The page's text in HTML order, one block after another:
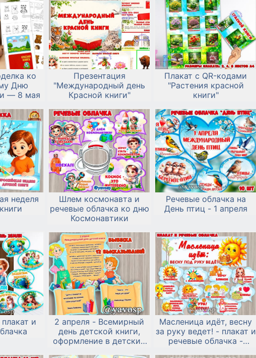
ко
Дню
— 8 мая
Презентация
"Международный день
Красной книги"
Плакат с QR-кодами
"Растения красной
книги"
неделя
Шлем космонавта и
речевые облачка ко дню
Космонавтики
Речевые облачка на
День птиц - 1 апреля
и
2 апреля - Всемирный
день детской книги,
оформление в детский
Масленица идёт, весну
за руку ведет! - плакат и
речевые облачка -